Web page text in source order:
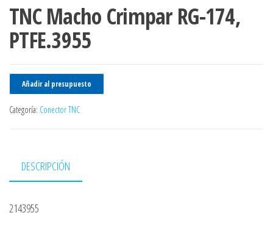
TNC Macho Crimpar RG-174,
PTFE.3955
Añadir al presupuesto
Categoría: Conector TNC
DESCRIPCIÓN
2143955